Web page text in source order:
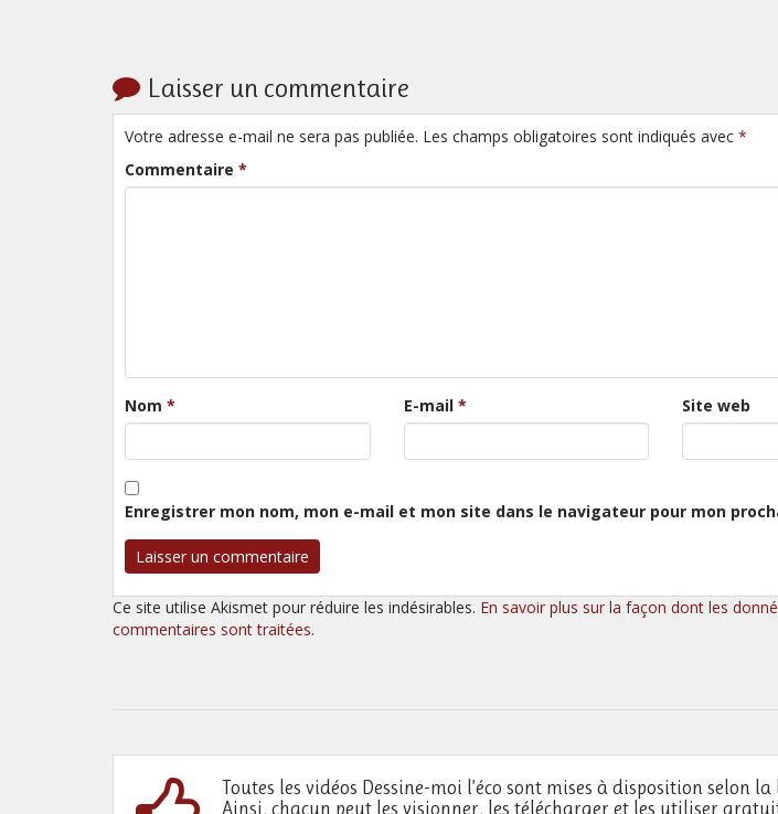
Laisser un commentaire
Votre adresse e-mail ne sera pas publiée. Les champs obligatoires sont indiqués avec *
Commentaire *
Nom * E-mail * Site web
Enregistrer mon nom, mon e-mail et mon site dans le navigateur pour mon
Ce site utilise Akismet pour réduire les indésirables. En savoir plus sur la façon dont les
commentaires sont traitées.
Toutes les vidéos Dessine-moi l’éco sont mises à disposition selon la
Ainsi, chacun peut les visionner, les télécharger et les utiliser